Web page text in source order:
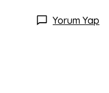
Yorum Yap